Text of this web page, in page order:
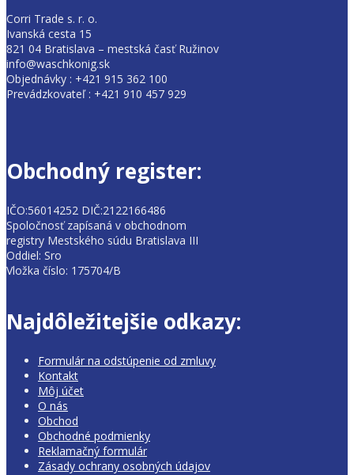
Corri Trade s. r. o.
Ivanská cesta 15
821 04 Bratislava – mestská časť Ružinov
info@waschkonig.sk
Objednávky : +421 915 362 100
Prevádzkovateľ : +421 910 457 929
Obchodný register:
IČO:56014252 DIČ:2122166486
Spoločnosť zapísaná v obchodnom
registry Mestského súdu Bratislava III
Oddiel: Sro
Vložka číslo: 175704/B
Najdôležitejšie odkazy:
Formulár na odstúpenie od zmluvy
Kontakt
Môj účet
O nás
Obchod
Obchodné podmienky
Reklamačný formulár
Zásady ochrany osobných údajov